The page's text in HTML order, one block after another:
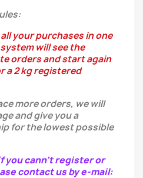
your purchases in one
will see the
orders and start again
a 2 kg registered
more orders, we will
and give you a
for the lowest possible
you cann't register or
contact us by e-mail: